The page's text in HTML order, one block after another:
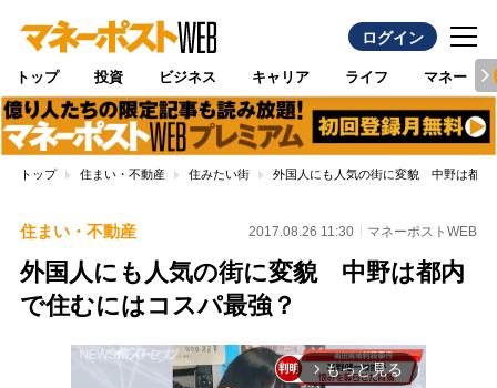
ログイン
トップ 投資 ビジネス キャリア ライフ マネー
トップ 住まい・不動産 住みたい街 外国人にも人気の街に変貌 中野は都内
住まい・不動産 2017.08.26 11:30 マネーポストWEB
外国人にも人気の街に変貌 中野は都内
で住むにはコスパ最強？
arrow_forward_ios もっと見る